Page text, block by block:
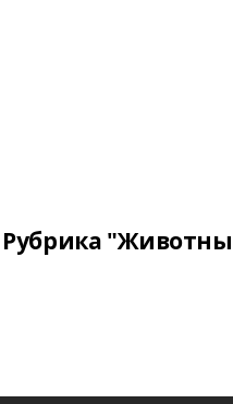
Рубрика